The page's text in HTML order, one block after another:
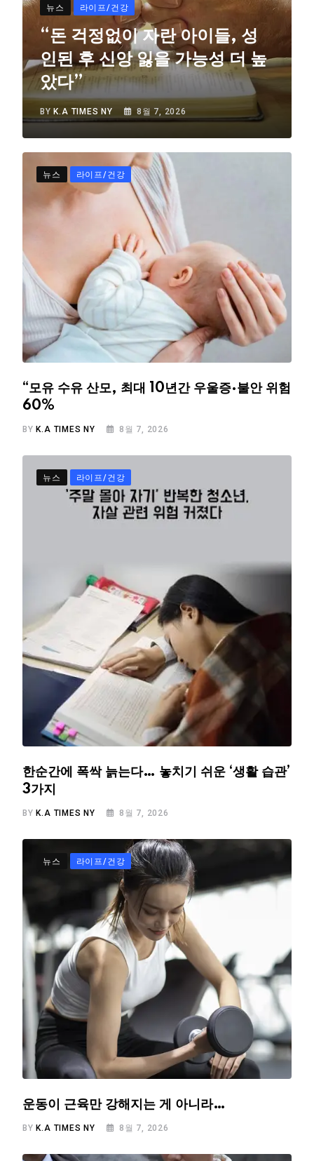
뉴스 라이프/건강
“돈 걱정없이 자란 아이들, 성
인된 후 신앙 잃을 가능성 더 높
았다”
BY K.A TIMES NY 8월 7, 2026
뉴스 라이프/건강
“모유 수유 산모, 최대 10년간 우울증·불안 위험
60%
BY K.A TIMES NY 8월 7, 2026
뉴스 라이프/건강
한순간에 폭싹 늙는다… 놓치기 쉬운 ‘생활 습관’
3가지
BY K.A TIMES NY 8월 7, 2026
뉴스 라이프/건강
운동이 근육만 강해지는 게 아니라…
BY K.A TIMES NY 8월 7, 2026